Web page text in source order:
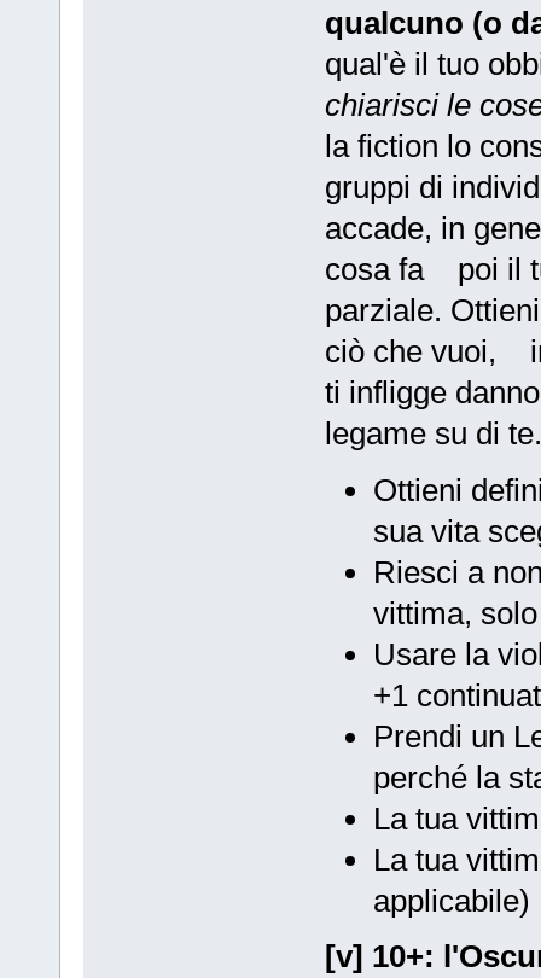
qualcuno (o
qual'è il tuo
chiarisci le
la fiction lo
gruppi di
accade, in
cosa fa poi il
parziale.
ciò che vuoi,
ti infligge
legame su di
Ottieni
sua vita
Riesci a
vittima,
Usare la
+1
Prendi un
perché la
La tua
La tua
applicabile)
[v] 10+: